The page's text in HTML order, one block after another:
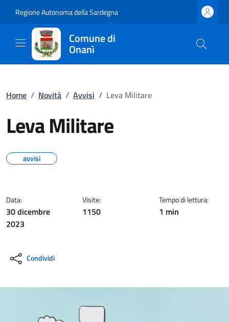
Regione Autonoma della Sardegna
Comune di
Onanì
Home / Novità / Avvisi / Leva Militare
Leva Militare
avvisi
Data:
30 dicembre
2023
Visite:
1150
Tempo di lettura:
1 min
Condividi